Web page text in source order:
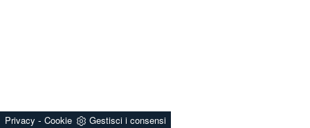
Privacy - Cookie Gestisci i consensi